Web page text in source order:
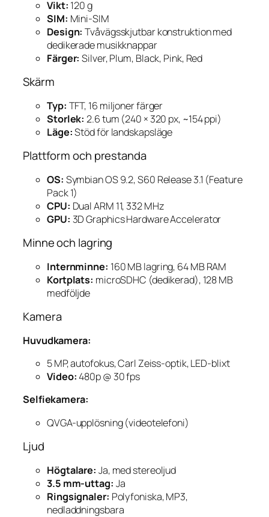
Vikt: 120 g
SIM: Mini-SIM
Design: Tvåvägsskjutbar konstruktion med
dedikerade musikknappar
Färger: Silver, Plum, Black, Pink, Red
Skärm
Typ: TFT, 16 miljoner färger
Storlek: 2.6 tum (240 × 320 px, ~154 ppi)
Läge:Stöd för landskapsläge
Plattform och prestanda
OS: Symbian OS 9.2, S60 Release 3.1 (Feature
Pack 1)
CPU: Dual ARM 11, 332 MHz
GPU: 3D Graphics Hardware Accelerator
Minne och lagring
Internminne: 160 MB lagring, 64 MB RAM
Kortplats: microSDHC (dedikerad), 128 MB
medföljde
Kamera
Huvudkamera:
5 MP, autofokus, Carl Zeiss-optik, LED-blixt
Video:480p @ 30 fps
Selfiekamera:
QVGA-upplösning (videotelefoni)
Ljud
Högtalare: Ja, med stereoljud
3.5 mm-uttag: Ja
Ringsignaler: Polyfoniska, MP3,
nedladdningsbara